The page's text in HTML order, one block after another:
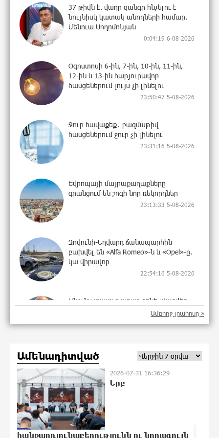
37 թիվն է. վաղը զանգը հնչելու է
նույնիսկ կատակ անողների համար.
Մենուա Սողոմոնյան
0:04:19 6-08-2026
Օգոստոսի 6-ին, 7-ին, 10-ին, 11-ին,
12-ին և 13-ին հարյուրավոր
հասցեներում լույս չի լինելու
23:50:47 5-08-2026
Ջուր հավաքեք․ բազմաթիվ
հասցեներում ջուր չի լինելու
23:31:16 5-08-2026
Եվրոպայի մայրաքաղաքները
գրանցում են շոգի նոր ռեկորդներ
23:13:33 5-08-2026
Զովունի-Եղվարդ ճանապարհին
բախվել են «Alfa Romeo»-ն և «Opel»-ը.
կա վիրավոր
22:54:16 5-08-2026
Անունս տալուց առաջ գոնե լվացվեք․
Այսօր մենք ունենք մի իրավիճակ, երբ
որ բանտերը լիքն են
քաղբանտարկյալներով, նորերին
բերելու համար, քանի որ տեղ չկա,
հերթափոխով հներին ուղարկում են
տնային կալանքի․ Անահիտ Ադամյան
Ամբողջ լրահոսը »
Ամենադիտված
2026-07-31 16:36:29
Երբ
հանքարդյունաբերությունն ու նորագույն